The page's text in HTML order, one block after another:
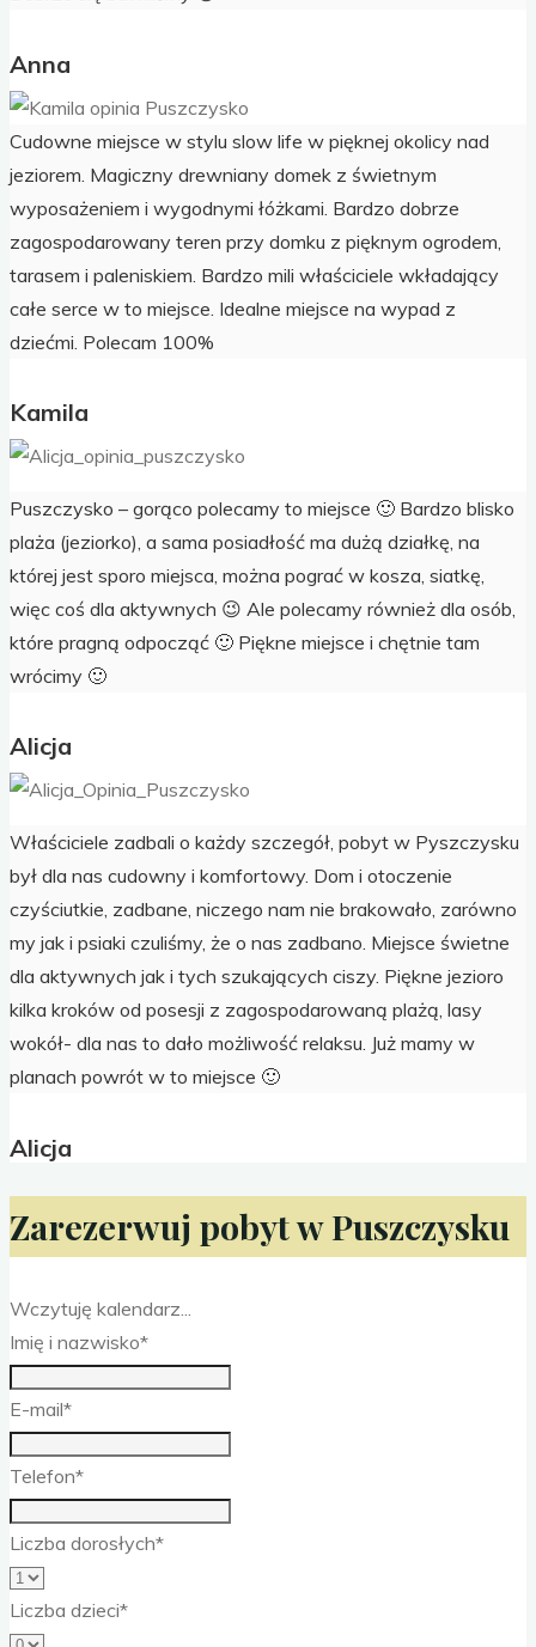
Anna
Cudowne miejsce w stylu slow life w pięknej okolicy nad
jeziorem. Magiczny drewniany domek z świetnym
wyposażeniem i wygodnymi łóżkami. Bardzo dobrze
zagospodarowany teren przy domku z pięknym ogrodem,
tarasem i paleniskiem. Bardzo mili właściciele wkładający
całe serce w to miejsce. Idealne miejsce na wypad z
dziećmi. Polecam 100%
Kamila
Puszczysko – gorąco polecamy to miejsce 🙂 Bardzo blisko
plaża (jeziorko), a sama posiadłość ma dużą działkę, na
której jest sporo miejsca, można pograć w kosza, siatkę,
więc coś dla aktywnych 😉 Ale polecamy również dla osób,
które pragną odpocząć 🙂 Piękne miejsce i chętnie tam
wrócimy 🙂
Alicja
Właściciele zadbali o każdy szczegół, pobyt w Pyszczysku
był dla nas cudowny i komfortowy. Dom i otoczenie
czyściutkie, zadbane, niczego nam nie brakowało, zarówno
my jak i psiaki czuliśmy, że o nas zadbano. Miejsce świetne
dla aktywnych jak i tych szukających ciszy. Piękne jezioro
kilka kroków od posesji z zagospodarowaną plażą, lasy
wokół- dla nas to dało możliwość relaksu. Już mamy w
planach powrót w to miejsce 🙂
Alicja
Zarezerwuj pobyt w Puszczysku
Wczytuję kalendarz...
Imię i nazwisko*
E-mail*
Telefon*
Liczba dorosłych*
Liczba dzieci*